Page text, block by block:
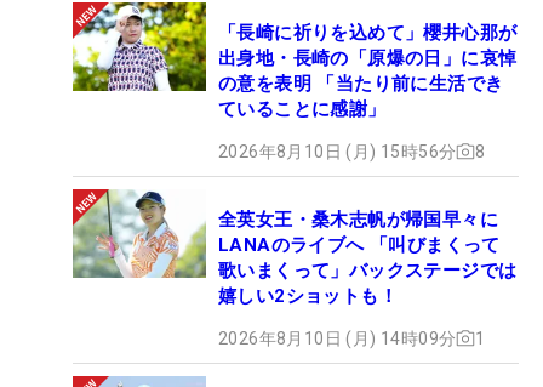
「長崎に祈りを込めて」櫻井心那が
出身地・長崎の「原爆の日」に哀悼
の意を表明 「当たり前に生活でき
ていることに感謝」
2026年8月10日 (月) 15時56分 8
全英女王・桑木志帆が帰国早々に
LANAのライブへ 「叫びまくって
歌いまくって」バックステージでは
嬉しい2ショットも！
2026年8月10日 (月) 14時09分 1